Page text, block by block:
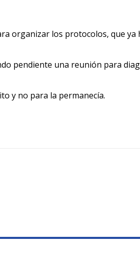
organizar los protocolos, que ya
pendiente una reunión para
y no para la permanecía.